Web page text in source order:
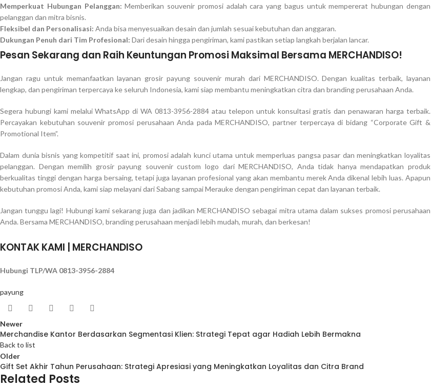
Memperkuat Hubungan Pelanggan: Memberikan souvenir promosi adalah cara yang bagus untuk mempererat hubungan dengan
pelanggan dan mitra bisnis.
Fleksibel dan Personalisasi: Anda bisa menyesuaikan desain dan jumlah sesuai kebutuhan dan anggaran.
Dukungan Penuh dari Tim Profesional: Dari desain hingga pengiriman, kami pastikan setiap langkah berjalan lancar.
Pesan Sekarang dan Raih Keuntungan Promosi Maksimal Bersama MERCHANDISO!
Jangan ragu untuk memanfaatkan layanan grosir payung souvenir murah dari MERCHANDISO. Dengan kualitas terbaik, layanan
lengkap, dan pengiriman terpercaya ke seluruh Indonesia, kami siap membantu meningkatkan citra dan branding perusahaan Anda.
Segera hubungi kami melalui WhatsApp di WA 0813-3956-2884 atau telepon untuk konsultasi gratis dan penawaran harga terbaik.
Percayakan kebutuhan souvenir promosi perusahaan Anda pada MERCHANDISO, partner terpercaya di bidang “Corporate Gift &
Promotional Item”.
Dalam dunia bisnis yang kompetitif saat ini, promosi adalah kunci utama untuk memperluas pangsa pasar dan meningkatkan loyalitas
pelanggan. Dengan memilih grosir payung souvenir custom logo dari MERCHANDISO, Anda tidak hanya mendapatkan produk
berkualitas tinggi dengan harga bersaing, tetapi juga layanan profesional yang akan membantu merek Anda dikenal lebih luas. Apapun
kebutuhan promosi Anda, kami siap melayani dari Sabang sampai Merauke dengan pengiriman cepat dan layanan terbaik.
Jangan tunggu lagi! Hubungi kami sekarang juga dan jadikan MERCHANDISO sebagai mitra utama dalam sukses promosi perusahaan
Anda. Bersama MERCHANDISO, branding perusahaan menjadi lebih mudah, murah, dan berkesan!
KONTAK KAMI | MERCHANDISO
Hubungi TLP/WA 0813-3956-2884
payung
Newer
Merchandise Kantor Berdasarkan Segmentasi Klien: Strategi Tepat agar Hadiah Lebih Bermakna
Back to list
Older
Gift Set Akhir Tahun Perusahaan: Strategi Apresiasi yang Meningkatkan Loyalitas dan Citra Brand
Related Posts